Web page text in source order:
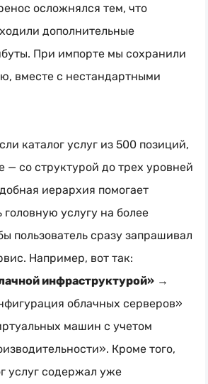
осложнялся тем, что
дополнительные
При импорте мы сохранили
вместе с нестандартными
каталог услуг из 500 позиций,
— со структурой до трех уровней
иерархия помогает
головную услугу на более
пользователь сразу запрашивал
Например, вот так:
инфраструктурой» →
облачных серверов»
машин с учетом
Кроме того,
услуг содержал уже